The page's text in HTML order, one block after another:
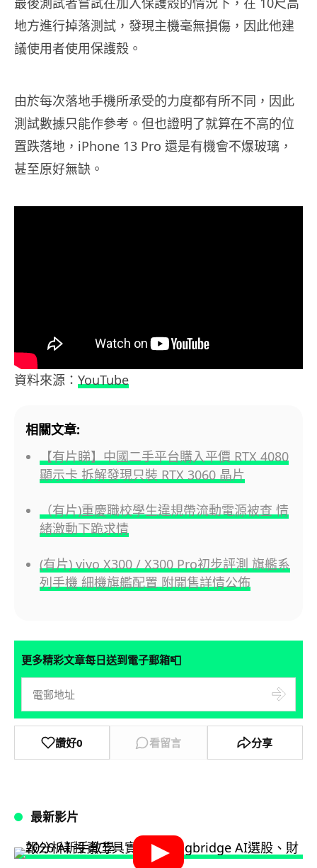
地方進行掉落測試，發現主機毫無損傷，因此他建
議使用者使用保護殼。
由於每次落地手機所承受的力度都有所不同，因此
測試數據只能作參考。但也證明了就算在不高的位
置跌落地，iPhone 13 Pro 還是有機會不爆玻璃，
甚至原好無缺。
資料來源： YouTube
相關文章:
【有片睇】中國二手平台購入平價 RTX 4080
顯示卡 拆解發現只裝 RTX 3060 晶片
（有片)重慶職校學生違規帶流動電源被查 情
緒激動下跪求情
(有片) vivo X300 / X300 Pro初步評測 旗艦系
列手機 細機旗艦配置 附開售詳情公佈
更多精彩文章每日送到電子郵箱📮
讚好0 看留言 分享
最新影片